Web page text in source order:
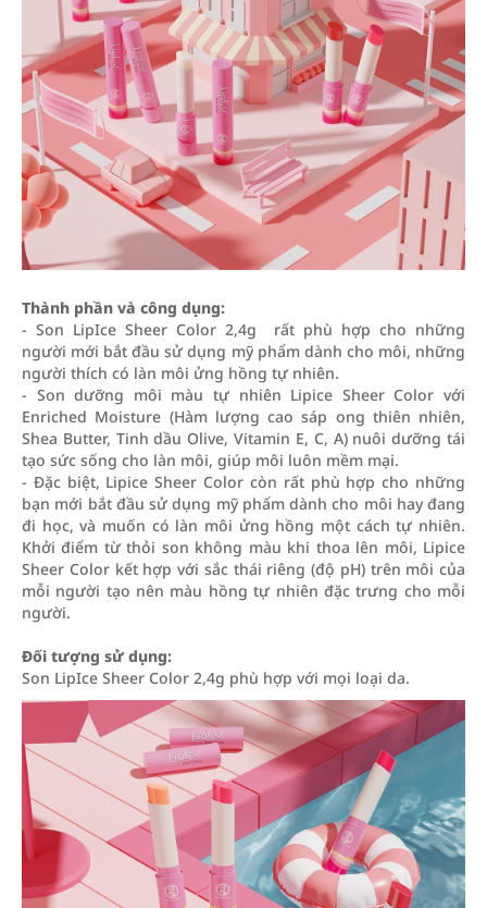
Thành phần và công dụng:
- Son LipIce Sheer Color 2,4g rất phù hợp cho những
người mới bắt đầu sử dụng mỹ phẩm dành cho môi, những
người thích có làn môi ửng hồng tự nhiên.
- Son dưỡng môi màu tự nhiên Lipice Sheer Color với
Enriched Moisture (Hàm lượng cao sáp ong thiên nhiên,
Shea Butter, Tinh dầu Olive, Vitamin E, C, A) nuôi dưỡng tái
tạo sức sống cho làn môi, giúp môi luôn mềm mại.
- Đặc biệt, Lipice Sheer Color còn rất phù hợp cho những
bạn mới bắt đầu sử dụng mỹ phẩm dành cho môi hay đang
đi học, và muốn có làn môi ửng hồng một cách tự nhiên.
Khởi điểm từ thỏi son không màu khi thoa lên môi, Lipice
Sheer Color kết hợp với sắc thái riêng (độ pH) trên môi của
mỗi người tạo nên màu hồng tự nhiên đặc trưng cho mỗi
người.
Đối tượng sử dụng:
Son LipIce Sheer Color 2,4g phù hợp với mọi loại da.